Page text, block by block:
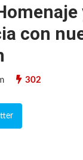
con
302